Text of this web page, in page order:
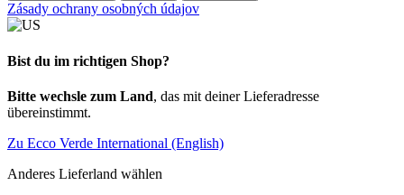
Zásady ochrany osobných údajov
Bist du im richtigen Shop?
Bitte wechsle zum Land, das mit deiner Lieferadresse
übereinstimmt.
Zu Ecco Verde International (English)
Anderes Lieferland wählen